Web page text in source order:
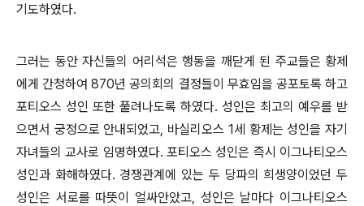
기도하였다.
그러는 동안 자신들의 어리석은 행동을 깨닫게 된 주교들은 황제
에게 간청하여 870년 공의회의 결정들이 무효임을 공포토록 하고
포티오스 성인 또한 풀려나도록 하였다. 성인은 최고의 예우를 받
으면서 궁정으로 안내되었고, 바실리오스 1세 황제는 성인을 자기
자녀들의 교사로 임명하였다. 포티오스 성인은 즉시 이그나티오스
성인과 화해하였다. 경쟁관계에 있는 두 당파의 희생양이었던 두
성인은 서로를 따뜻이 얼싸안았고, 성인은 날마다 이그나티오스